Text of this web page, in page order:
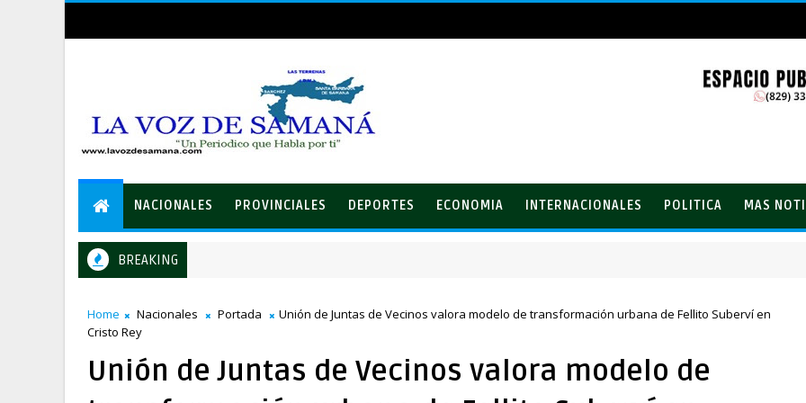
NACIONALES PROVINCIALES DEPORTES ECONOMIA INTERNACIONALES POLITICA MAS
BREAKING
Home Nacionales Portada
Unión de Juntas de Vecinos valora modelo de transformación urbana de Fellito Suberví en
Cristo Rey
Unión de Juntas de Vecinos valora modelo de